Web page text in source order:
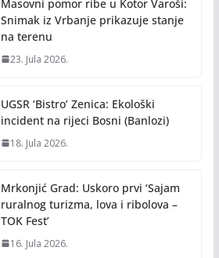
Masovni pomor ribe u Kotor Varoši:
Snimak iz Vrbanje prikazuje stanje
na terenu
23. Jula 2026.
UGSR ‘Bistro’ Zenica: Ekološki
incident na rijeci Bosni (Banlozi)
18. Jula 2026.
Mrkonjić Grad: Uskoro prvi ‘Sajam
ruralnog turizma, lova i ribolova –
TOK Fest’
16. Jula 2026.